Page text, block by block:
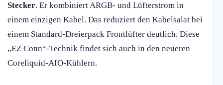
Stecker. Er kombiniert ARGB- und Lüfterstrom in
einem einzigen Kabel. Das reduziert den Kabelsalat bei
einem Standard-Dreierpack Frontlüfter deutlich. Diese
„EZ Conn“-Technik findet sich auch in den neueren
Coreliquid-AIO-Kühlern.